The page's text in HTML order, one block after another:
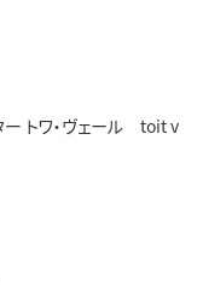
ー トワ・ヴェール toit v